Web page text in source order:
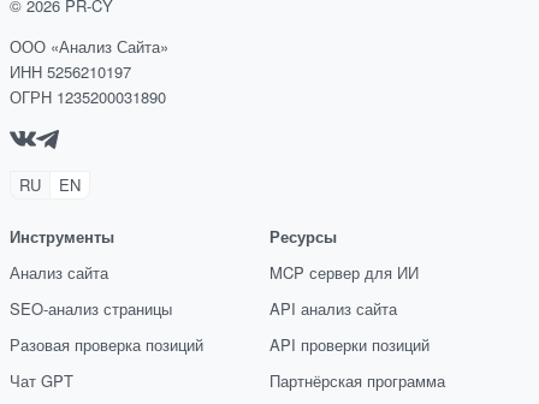
© 2026 PR-CY
ООО «Анализ Сайта»
ИНН 5256210197
ОГРН 1235200031890
RU EN
Инструменты
Анализ сайта
SEO-анализ страницы
Разовая проверка позиций
Чат GPT
Ресурсы
MCP сервер для ИИ
API анализ сайта
API проверки позиций
Партнёрская программа